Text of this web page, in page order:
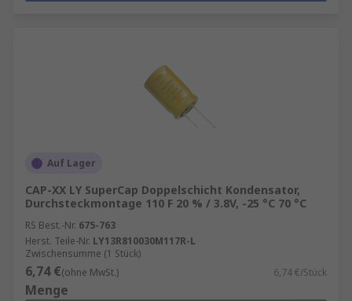
Auf Lager
CAP-XX LY SuperCap Doppelschicht Kondensator,
Durchsteckmontage 110 F 20 % / 3.8V, -25 °C 70 °C
RS Best.-Nr. 675-763
Herst. Teile-Nr. LY13R810030M117R-L
Zwischensumme (1 Stück)
6,74 €(ohne MwSt.) 6,74 €/Stück
Menge